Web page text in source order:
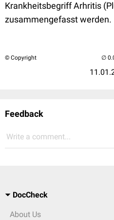
Krankheitsbegriff Arhritis
zusammengefasst werden.
© Copyright
Feedback
Write a comment...
DocCheck
About Us